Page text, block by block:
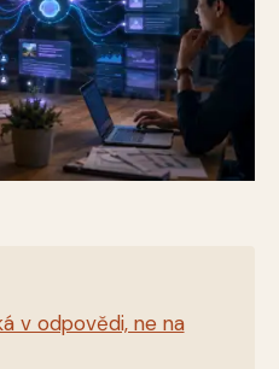
v odpovědi, ne na